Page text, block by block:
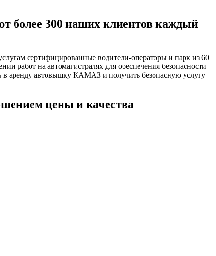
более 300 наших клиентов каждый
сертифицированные водители-операторы и парк из 60
работ на автомагистралях для обеспечения безопасности
аренду автовышку КАМАЗ и получить безопасную услугу
цены и качества